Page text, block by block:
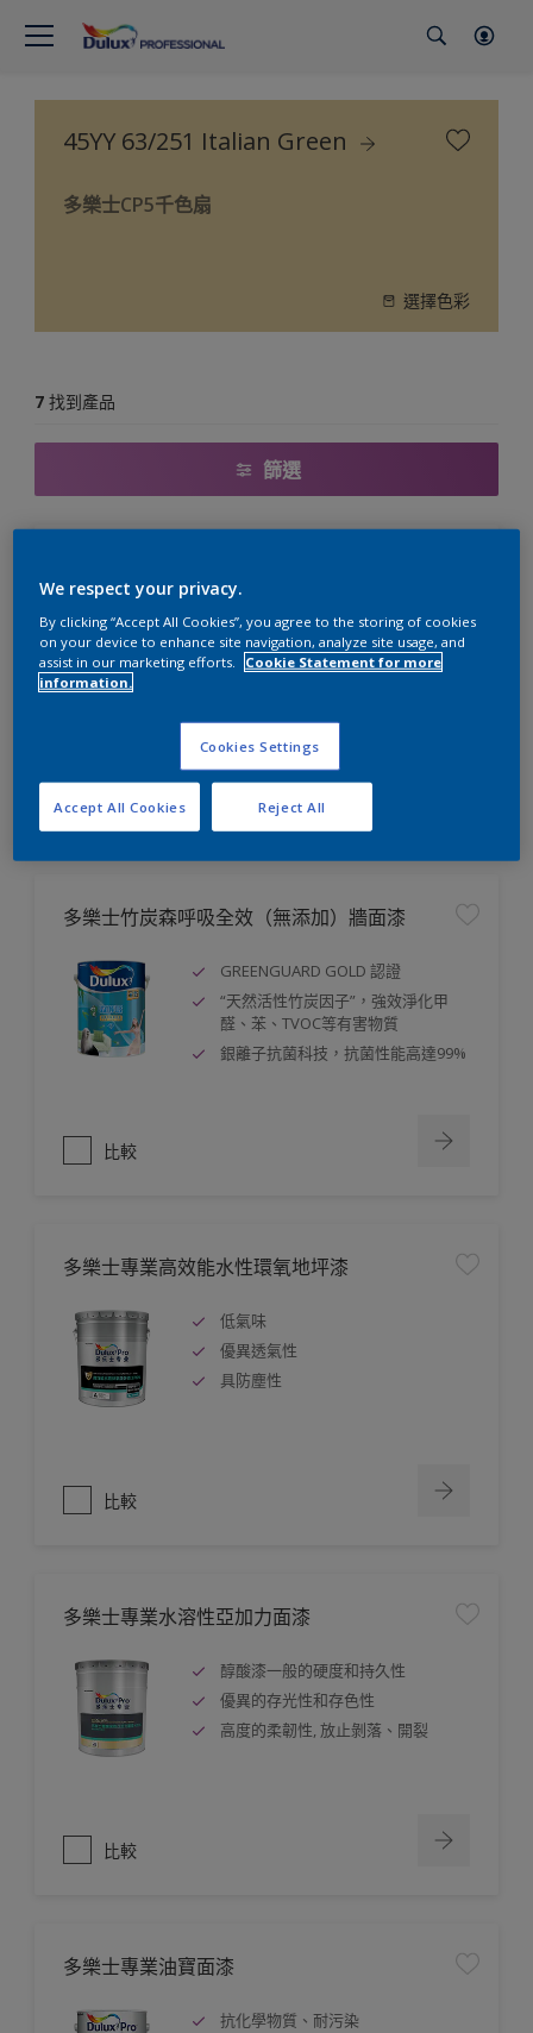
45YY 63/251 Italian Green
多樂士CP5千色扇
選擇色彩
7 找到產品
篩選
優質的防霉和抗鹼功能
優質的防霉和抗鹼功能
比較
多樂士竹炭森呼吸全效（無添加）牆面漆
GREENGUARD GOLD 認證
“天然活性竹炭因子”，強效淨化甲
醛、苯、TVOC等有害物質
銀離子抗菌科技，抗菌性能高達99%
比較
多樂士專業高效能水性環氧地坪漆
低氣味
優異透氣性
具防塵性
比較
多樂士專業水溶性亞加力面漆
醇酸漆一般的硬度和持久性
優異的存光性和存色性
高度的柔韌性, 放止剝落、開裂
比較
多樂士專業油寶面漆
抗化學物質、耐污染
We respect your privacy.
By clicking “Accept All Cookies”, you agree to the storing of cookies
on your device to enhance site navigation, analyze site usage, and
assist in our marketing efforts.
Cookie Statement for more
information.
Cookies Settings
Reject All
Accept All Cookies